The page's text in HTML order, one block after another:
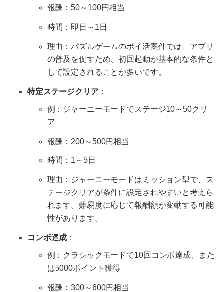
報酬：50～100円相当
時間：即日～1日
理由：パズルゲームのポイ活案件では、アプリ
の普及を促すため、初回起動が基本的な条件と
して設定されることが多いです。
特定ステージクリア ：
例：ジャーニーモードでステージ10～50クリ
ア
報酬：200～500円相当
時間：1～5日
理由：ジャーニーモードはミッション型で、ス
テージクリアが条件に設定されやすいと考えら
れます。難易度に応じて報酬額が変動する可能
性があります。
コンボ達成 ：
例：クラシックモードで10回コンボ達成、また
は5000ポイント獲得
報酬：300～600円相当